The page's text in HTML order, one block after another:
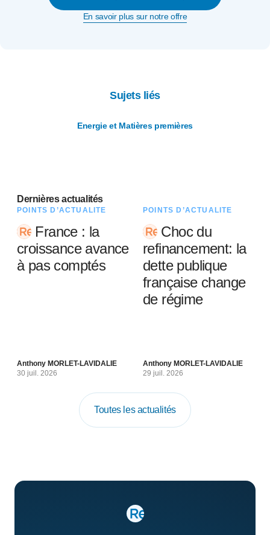
En savoir plus sur notre offre
Sujets liés
Energie et Matières premières
Dernières actualités
POINTS D’ACTUALITÉ
France : la
croissance avance
à pas comptés
Anthony MORLET-LAVIDALIE
30 juil. 2026
POINTS D’ACTUALITÉ
Choc du
refinancement: la
dette publique
française change
de régime
Anthony MORLET-LAVIDALIE
29 juil. 2026
Toutes les actualités